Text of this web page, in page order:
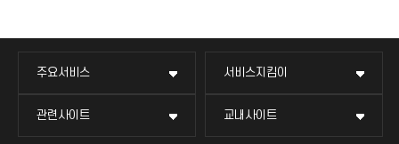
주요서비스 서비스지킴이
관련사이트 교내사이트